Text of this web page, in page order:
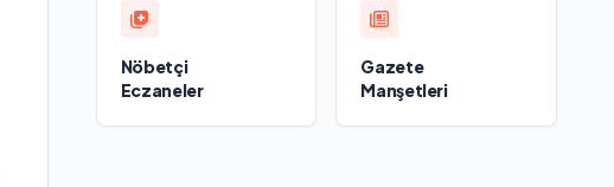
Nöbetçi
Eczaneler
Gazete
Manşetleri